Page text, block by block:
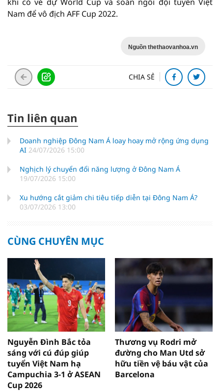
khi có vé dự World Cup và soán ngôi đội tuyển Việt
Nam để vô địch AFF Cup 2022.
Nguồn thethaovanhoa.vn
CHIA SẺ
Tin liên quan
Doanh nghiệp Đông Nam Á loay hoay mở rộng ứng dụng
AI 24/07/2026 15:00
Nghịch lý chuyển đổi năng lượng ở Đông Nam Á
19/07/2026 15:00
Xu hướng cắt giảm chi tiêu tiếp diễn tại Đông Nam Á?
03/07/2026 13:00
CÙNG CHUYÊN MỤC
Nguyễn Đình Bắc tỏa
sáng với cú đúp giúp
tuyển Việt Nam hạ
Campuchia 3-1 ở ASEAN
Cup 2026
Thương vụ Rodri mở
đường cho Man Utd sở
hữu tiền vệ báu vật của
Barcelona